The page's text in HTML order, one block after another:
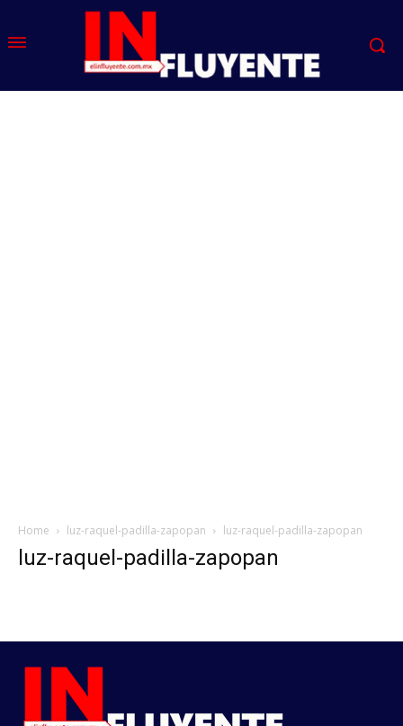
Home luz-raquel-padilla-zapopan luz-raquel-padilla-zapopan
luz-raquel-padilla-zapopan